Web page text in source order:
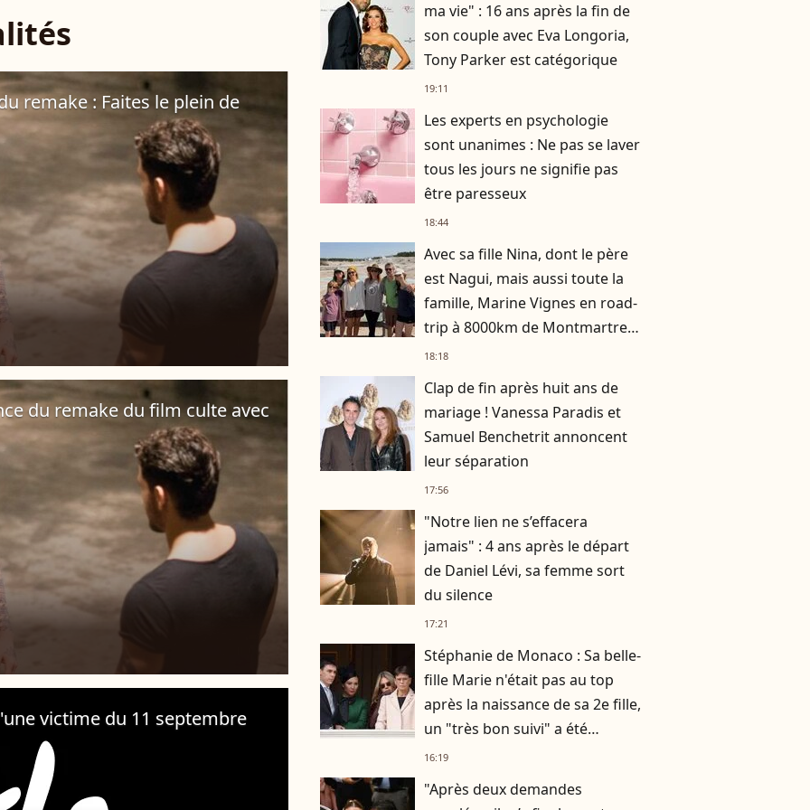
remake : Faites le plein de
du remake du film culte avec
victime du 11 septembre
ma vie" : 16 ans après la fin de
son couple avec Eva Longoria,
Tony Parker est catégorique
19:11
Les experts en psychologie
sont unanimes : Ne pas se laver
tous les jours ne signifie pas
être paresseux
18:44
Avec sa fille Nina, dont le père
est Nagui, mais aussi toute la
famille, Marine Vignes en road-
trip à 8000km de Montmartre,
où elle vit
18:18
Clap de fin après huit ans de
mariage ! Vanessa Paradis et
Samuel Benchetrit annoncent
leur séparation
17:56
"Notre lien ne s’effacera
jamais" : 4 ans après le départ
de Daniel Lévi, sa femme sort
du silence
17:21
Stéphanie de Monaco : Sa belle-
fille Marie n'était pas au top
après la naissance de sa 2e fille,
un "très bon suivi" a été
nécessaire
16:19
"Après deux demandes